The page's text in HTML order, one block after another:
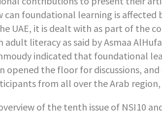
can foundational learning is affected
UAE, it is dealt with as part of the
adult literacy as said by Asmaa
indicated that foundational
opened the floor for discussions,
from all over the Arab
of the tenth issue of NSI10